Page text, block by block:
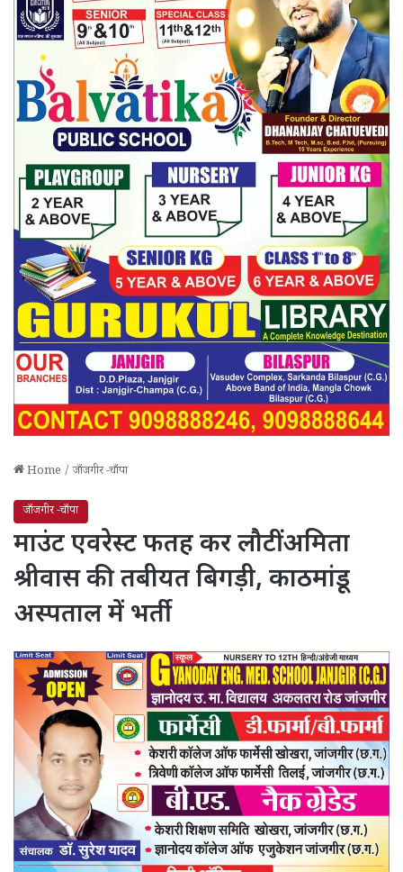
Home / जाँजगीर -चाँपा
जाँजगीर -चाँपा
माउंट एवरेस्ट फतह कर लौटीं अमिता
श्रीवास की तबीयत बिगड़ी, काठमांडू
अस्पताल में भर्ती